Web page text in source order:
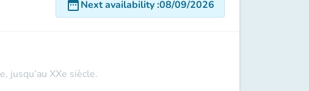
date_rangeNext availability:08/09/2026
jusqu’au XXe siècle.